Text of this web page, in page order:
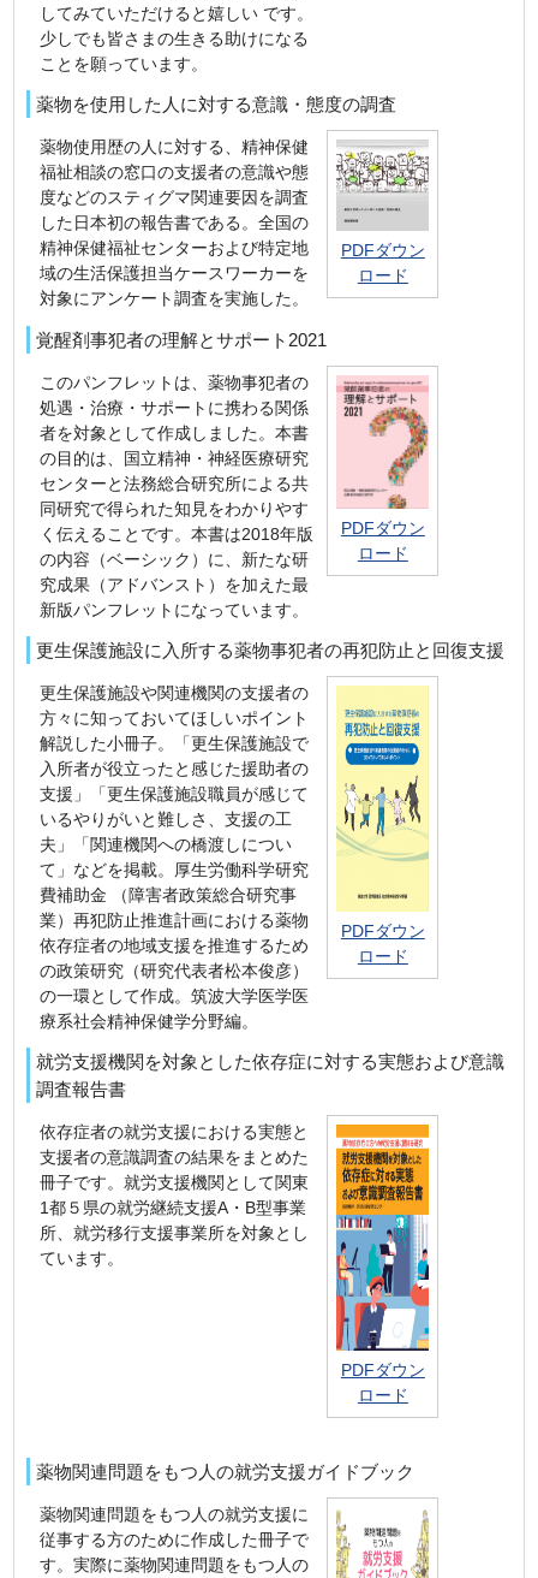
してみていただけると嬉しい です。
少しでも皆さまの生きる助けになる
ことを願っています。
薬物を使用した人に対する意識・態度の調査
薬物使用歴の人に対する、精神保健
福祉相談の窓口の支援者の意識や態
度などのスティグマ関連要因を調査
した日本初の報告書である。全国の
精神保健福祉センターおよび特定地
域の生活保護担当ケースワーカーを
対象にアンケート調査を実施した。
PDFダウン
ロード
覚醒剤事犯者の理解とサポート2021
このパンフレットは、薬物事犯者の
処遇・治療・サポートに携わる関係
者を対象として作成しました。本書
の目的は、国立精神・神経医療研究
センターと法務総合研究所による共
同研究で得られた知見をわかりやす
く伝えることです。本書は2018年版
の内容（ベーシック）に、新たな研
究成果（アドバンスト）を加えた最
新版パンフレットになっています。
PDFダウン
ロード
更生保護施設に入所する薬物事犯者の再犯防止と回復支援
更生保護施設や関連機関の支援者の
方々に知っておいてほしいポイント
解説した小冊子。「更生保護施設で
入所者が役立ったと感じた援助者の
支援」「更生保護施設職員が感じて
いるやりがいと難しさ、支援の工
夫」「関連機関への橋渡しについ
て」などを掲載。厚生労働科学研究
費補助金 （障害者政策総合研究事
業）再犯防止推進計画における薬物
依存症者の地域支援を推進するため
の政策研究（研究代表者松本俊彦）
の一環として作成。筑波大学医学医
療系社会精神保健学分野編。
PDFダウン
ロード
就労支援機関を対象とした依存症に対する実態および意識
調査報告書
依存症者の就労支援における実態と
支援者の意識調査の結果をまとめた
冊子です。就労支援機関として関東
1都５県の就労継続支援A・B型事業
所、就労移行支援事業所を対象とし
ています。
PDFダウン
ロード
薬物関連問題をもつ人の就労支援ガイドブック
薬物関連問題をもつ人の就労支援に
従事する方のために作成した冊子で
す。実際に薬物関連問題をもつ人の